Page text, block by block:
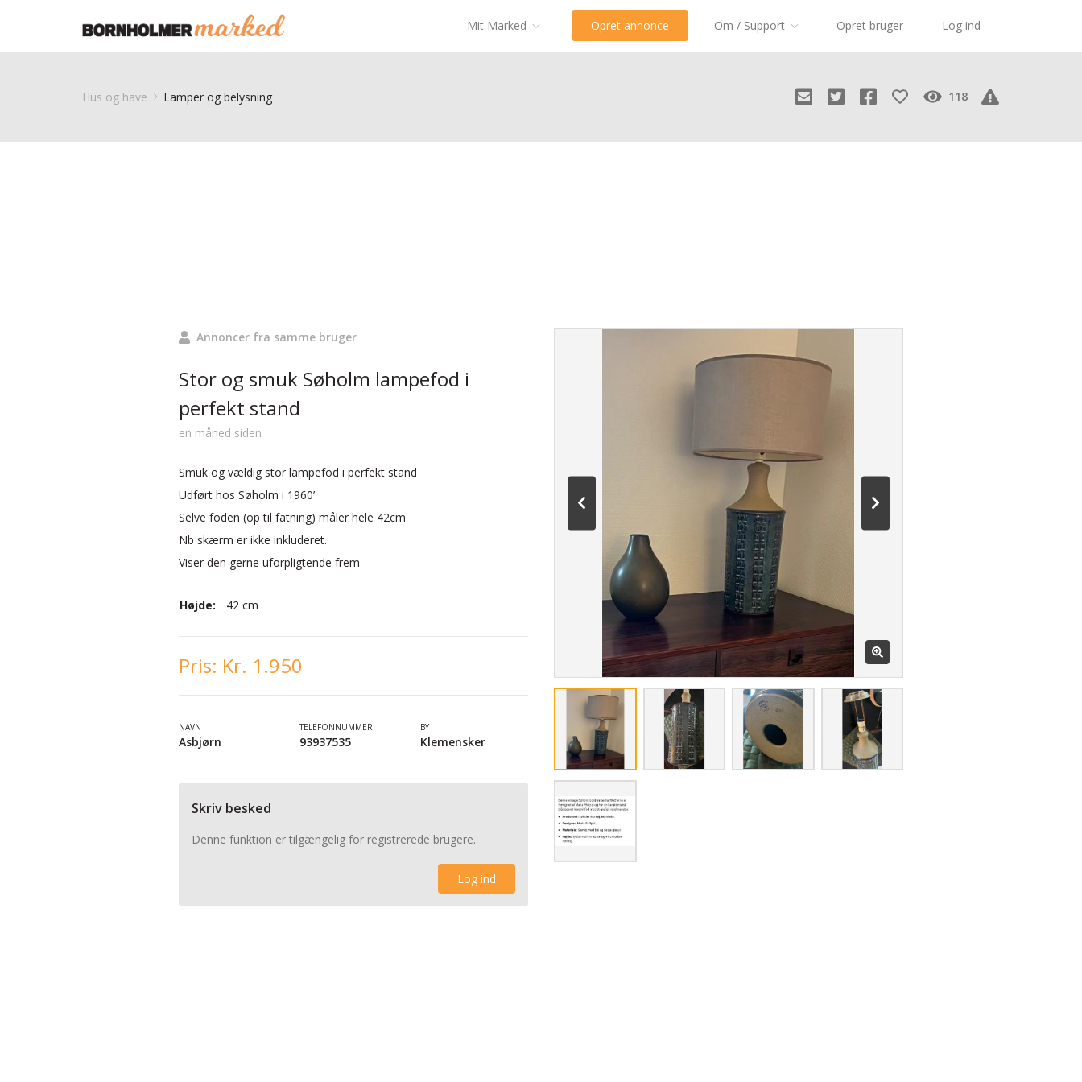
Mit Marked Opret annonce Om / Support Opret bruger Log ind
Hus og have Lamper og belysning 118
Annoncer fra samme bruger
Stor og smuk Søholm lampefod i
perfekt stand
en måned siden
Smuk og vældig stor lampefod i perfekt stand
Udført hos Søholm i 1960’
Selve foden (op til fatning) måler hele 42cm
Nb skærm er ikke inkluderet.
Viser den gerne uforpligtende frem
Højde: 42 cm
Pris: Kr. 1.950
NAVN
Asbjørn
TELEFONNUMMER
93937535
BY
Klemensker
Skriv besked
Denne funktion er tilgængelig for registrerede brugere.
Log ind